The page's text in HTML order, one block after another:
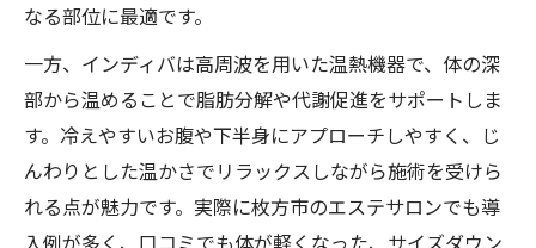
なる部位に最適です。
一方、インディバは高周波を用いた温熱機器で、体の深
部から温めることで脂肪分解や代謝促進をサポートしま
す。冷えやすいお腹や下半身にアプローチしやすく、じ
んわりとした温かさでリラックスしながら施術を受けら
れる点が魅力です。実際に枚方市のエステサロンでも導
入例が多く、口コミでも体が軽くなった、サイズダウン